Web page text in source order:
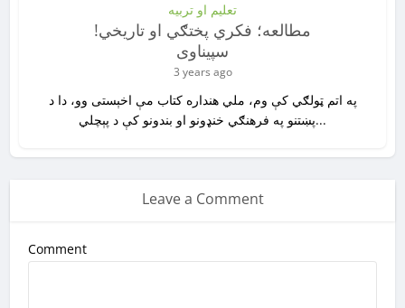
تعلیم او تربیه
!مطالعه؛ فکري پختګي او تاريخي
سپيناوی
3 years ago
په اتم ټولګي کې وم، ملي هنداره کتاب مې اخېستی وو، دا د
پښتنو په فرهنګي خنډونو او بندونو کې د پېچلي...
Leave a Comment
Comment